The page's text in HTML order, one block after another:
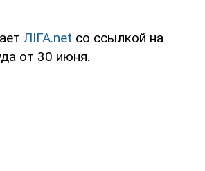
ЛІГА.net со ссылкой на
от 30 июня.